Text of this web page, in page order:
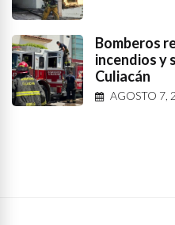
Bomberos
incendios y
Culiacán
AGOSTO 7,